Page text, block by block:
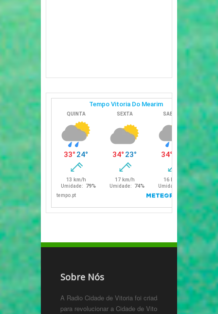
Sobre Nós
A Radio Cidade de Vitoria foi criada
para revolucionar a Cidade de Vitoria